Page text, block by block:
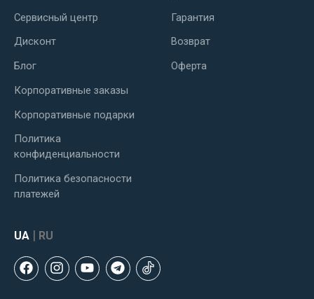
Сервисный центр
Дисконт
Блог
Корпоративные заказы
Корпоративные подарки
Политика
конфиденциальности
Политика безопасности
платежей
Гарантия
Возврат
Оферта
UA | RU